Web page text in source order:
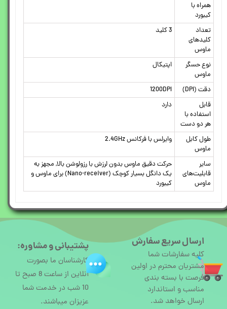
همراه با
کیبورد
تعداد
کلیدهای
ماوس
3 کلید
نوع حسگر
ماوس
اپتیکال
دقت (DPI)
1200DPI
قابل
استفاده با
هر دو دست
دارد
طول کابل
ماوس
وایرلس با فرکانس 2.4GHz
سایر
قابلیت‌های
ماوس
حرکت دقیق ماوس بدون لرزش با رزولوشن بالا, مجهز به
یک دانگل بسیار کوچک (Nano-receiver) برای ماوس و
کیبورد
ارسال سریع سفارش
کلیه سفارشات شما
مشتریان محترم در اولین
فرصت با بسته بندی
مناسب و استاندارد
ارسال خواهد شد.
پشتیبانی و مشاوره:
کارشناسان ما بصورت
آنلاین از ساعت 8 صبح تا
10 شب در خدمت شما
عزیزان میباشند.